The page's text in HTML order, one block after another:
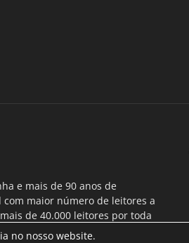
e mais de 90 anos de
maior número de leitores a
de 40.000 leitores por toda
em Portugal
no nosso website.